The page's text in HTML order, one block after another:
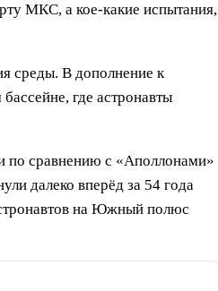
МКС, а кое-какие испытания,
среды. В дополнение к
где астронавты
по сравнению с «Аполлонами»
далеко вперёд за 54 года
на Южный полюс